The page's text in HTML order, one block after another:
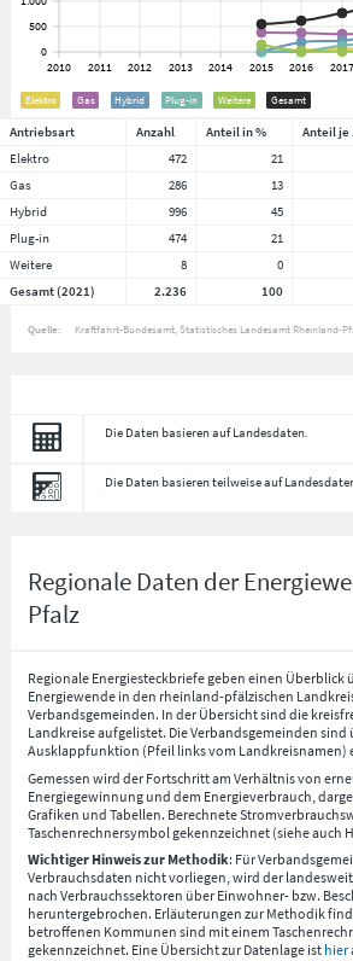
Elektro Gas Hybrid Plug-in Weitere Gesamt
Antriebsart Anzahl Anteil in %
Anteil je
Elektro
472 21
Gas
286 13
Hybrid
996 45
Plug-in
474 21
Weitere
8 0
Gesamt (2021)
2.236 100
Quelle: Kraftfahrt-Bundesamt, Statistisches Landesamt Rheinland-
Die Daten basieren auf Landesdaten.
Die Daten basieren teilweise auf
Regionale Daten der
Pfalz
Regionale Energiesteckbriefe geben einen Überblick
Energiewende in den rheinland-pfälzischen
Verbandsgemeinden. In der Übersicht sind die
Landkreise aufgelistet. Die Verbandsgemeinden sind
Ausklappfunktion (Pfeil links vom Landkreisnamen)
Gemessen wird der Fortschritt am Verhältnis von
Energiegewinnung und dem Energieverbrauch,
Grafiken und Tabellen. Berechnete
Taschenrechnersymbol gekennzeichnet (siehe auch
Wichtiger Hinweis zur Methodik: Für
Verbrauchsdaten nicht vorliegen, wird der
nach Verbrauchssektoren über Einwohner- bzw.
heruntergebrochen. Erläuterungen zur Methodik
betroffenen Kommunen sind mit einem
gekennzeichnet. Eine Übersicht zur Datenlage ist hier